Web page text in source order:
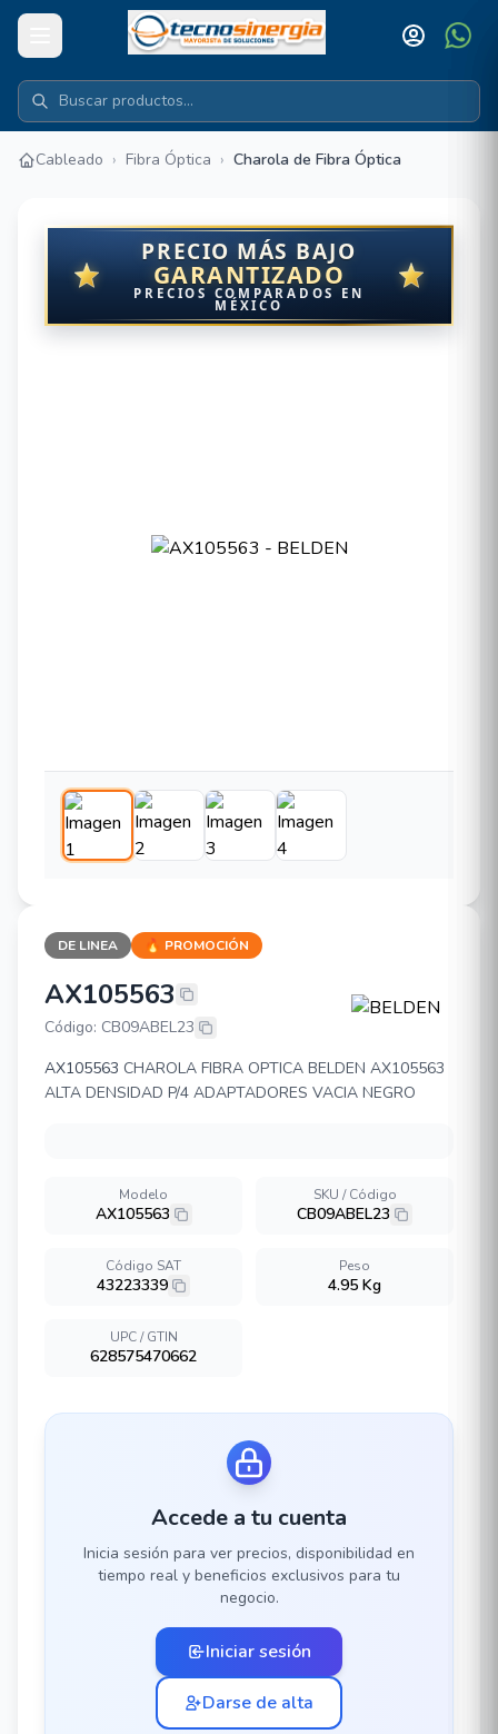
Cableado › Fibra Óptica › Charola de Fibra Óptica
PRECIO MÁS BAJO
GARANTIZADO
PRECIOS COMPARADOS EN
MÉXICO
DE LINEA 🔥 PROMOCIÓN
BELDEN AX105563
AX105563
Código: CB09ABEL23
AX105563 CHAROLA FIBRA OPTICA BELDEN AX105563
ALTA DENSIDAD P/4 ADAPTADORES VACIA NEGRO
Modelo
AX105563
SKU / Código
CB09ABEL23
Código SAT
43223339
Peso
4.95 Kg
UPC / GTIN
628575470662
Accede a tu cuenta
Inicia sesión para ver precios, disponibilidad en
tiempo real y beneficios exclusivos para tu
negocio.
Iniciar sesión
Darse de alta